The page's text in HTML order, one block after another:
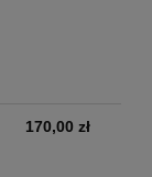
170,00 zł